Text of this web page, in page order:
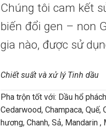
Chúng tôi cam kết
biến đổi gen – non
gia nào, được sử
Chiết suất và xử lý Tinh dầu
Pha trộn tốt với: Dầu hổ
Cedarwood, Champaca,
hương, Chanh, Sả, Mandarin